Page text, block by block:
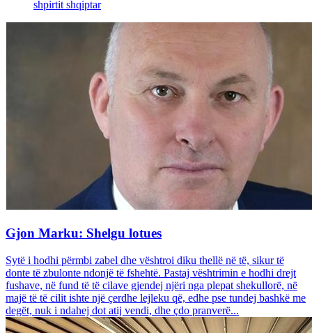
shpirtit shqiptar
Gjon Marku: Shelgu lotues
Sytë i hodhi përmbi zabel dhe vështroi diku thellë në të, sikur të
donte të zbulonte ndonjë të fshehtë. Pastaj vështrimin e hodhi drejt
fushave, në fund të të cilave gjendej njëri nga plepat shekullorë, në
majë të të cilit ishte një çerdhe lejleku që, edhe pse tundej bashkë me
degët, nuk i ndahej dot atij vendi, dhe çdo pranverë...